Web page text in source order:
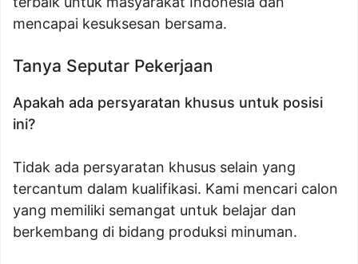
mencapai kesuksesan bersama.
Tanya Seputar Pekerjaan
Apakah ada persyaratan khusus untuk posisi
ini?
Tidak ada persyaratan khusus selain yang
tercantum dalam kualifikasi. Kami mencari calon
yang memiliki semangat untuk belajar dan
berkembang di bidang produksi minuman.